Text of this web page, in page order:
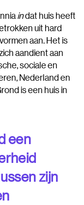
indat huis heeft
uit hard
aan. Het is
aandient aan
sociale en
Nederland en
is een huis in
een
zijn